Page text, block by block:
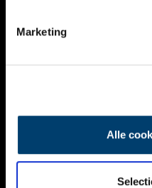
Marketing
Alle
NIEUWS
KALENDER
ACTIVITEITEN